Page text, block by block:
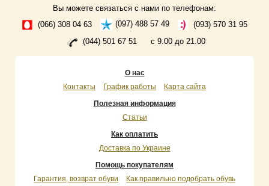
Вы можете связаться с нами по телефонам:
(066) 308 04 63
(097) 488 57 49
(093) 570 31 95
(044) 501 67 51
с 9.00 до 21.00
О нас
Контакты
График работы
Карта сайта
Полезная информация
Статьи
Как оплатить
Доставка по Украине
Помощь покупателям
Гарантия, возврат обуви
Как правильно подобрать обувь